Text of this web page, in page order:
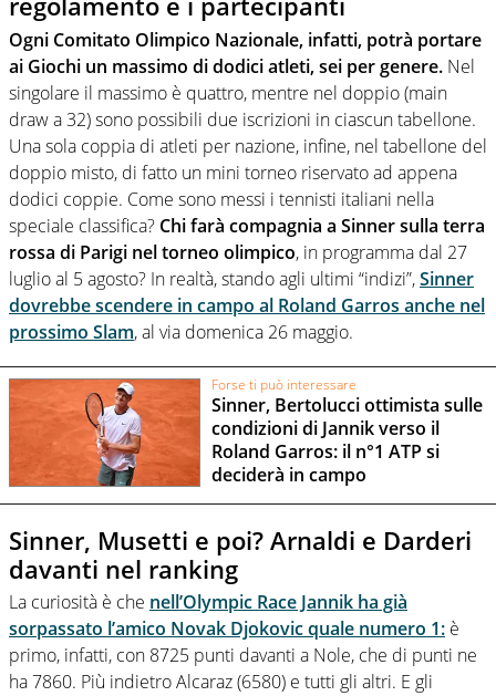
Ogni Comitato Olimpico Nazionale, infatti, potrà portare
ai Giochi un massimo di dodici atleti, sei per genere. Nel
singolare il massimo è quattro, mentre nel doppio (main
draw a 32) sono possibili due iscrizioni in ciascun tabellone.
Una sola coppia di atleti per nazione, infine, nel tabellone del
doppio misto, di fatto un mini torneo riservato ad appena
dodici coppie. Come sono messi i tennisti italiani nella
speciale classifica? Chi farà compagnia a Sinner sulla terra
rossa di Parigi nel torneo olimpico, in programma dal 27
luglio al 5 agosto? In realtà, stando agli ultimi “indizi”,Sinner
dovrebbe scendere in campo al Roland Garros anche nel
prossimo Slam, al via domenica 26 maggio.
Forse ti può interessare
Sinner, Bertolucci ottimista sulle
condizioni di Jannik verso il
Roland Garros: il n°1 ATP si
deciderà in campo
Sinner, Musetti e poi? Arnaldi e Darderi
davanti nel ranking
La curiosità è che nell’Olympic Race Jannik ha già
sorpassato l’amico Novak Djokovic quale numero 1: è
primo, infatti, con 8725 punti davanti a Nole, che di punti ne
ha 7860. Più indietro Alcaraz (6580) e tutti gli altri. E gli